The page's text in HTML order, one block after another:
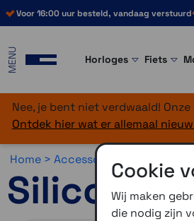
Voor 16:00 uur besteld, vandaag verstuurd
MENU Horloges Fiets
Nee, je bent niet verdwaald!
Ontdek hier wat er allemaal
Home > Accessoires >Cookie
Wij maken
die nodig zijn